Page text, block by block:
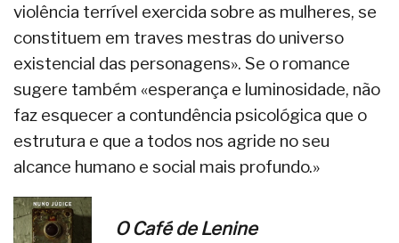
violência terrível exercida sobre as mulheres, se
constituem em traves mestras do universo
existencial das personagens». Se o romance
sugere também «esperança e luminosidade, não
faz esquecer a contundência psicológica que o
estrutura e que a todos nos agride no seu
alcance humano e social mais profundo.»
O Café de Lenine